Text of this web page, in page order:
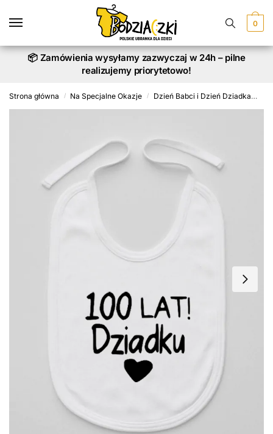
0
📦 Zamówienia wysyłamy zazwyczaj w 24h – pilne
realizujemy priorytetowo!
Strona główna / Na Specjalne Okazje / Dzień Babci i Dzień Dziadka